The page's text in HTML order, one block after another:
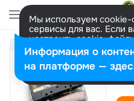
Мы используем cookie-
сервисы для вас. Если
настроить cookie-
представитель.
Разрешить все
Информация о
на платформе —